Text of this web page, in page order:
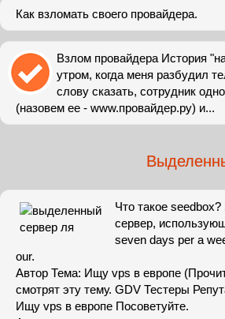
Как взломать своего провайдера.
Взлом провайдера История
утром, когда меня разбудил
слову сказать, сотрудник
(назовем ее - www.провайдер.ру) и...
Что такое
сервер,
seven days per a
our.
Автор Тема: Ищу vps в европе
смотрят эту тему. GDV Тестеры
Ищу vps в европе Посоветуйте.